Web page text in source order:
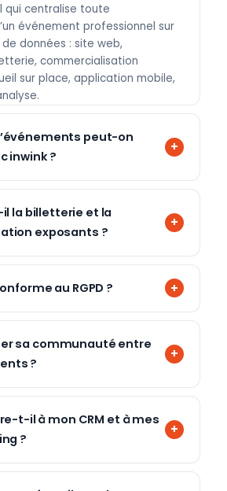
qui centralise toute
événement professionnel sur
données : site web,
commercialisation
sur place, application mobile,
peut-on
inwink ?
la billetterie et la
exposants ?
au RGPD ?
sa communauté entre
?
t-il à mon CRM et à mes
?